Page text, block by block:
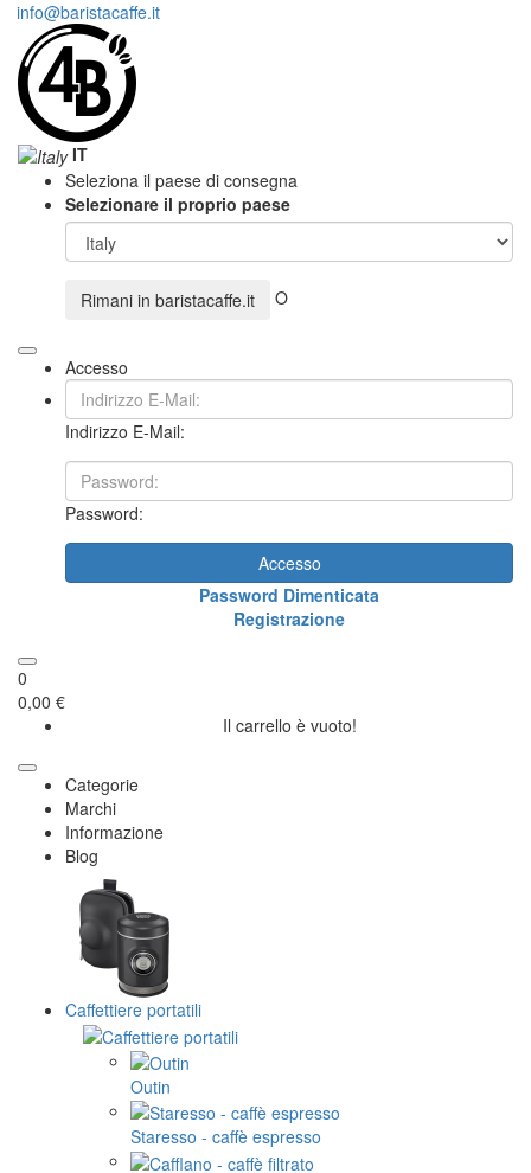
info@baristacaffe.it
IT
Seleziona il paese di consegna
Selezionare il proprio paese
Rimani in baristacaffe.it O
Accesso
Indirizzo E-Mail:
Password:
Accesso
Password Dimenticata
Registrazione
0
0,00 €
Il carrello è vuoto!
Categorie
Marchi
Informazione
Blog
Caffettiere portatili
Outin
Staresso - caffè espresso